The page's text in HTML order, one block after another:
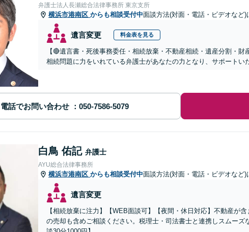
弁護士法人長瀬総合法律事務所 東京支所
横浜市港南区 からも相談受付中面談方法(対面・電話・ビデオなど)
遺言変更 料金表を見る
【🔴遺言書・死後事務委任・相続放棄・不動産相続・遺産分割・
相続問題に力をいれている弁護士があなたの力となり、サポートい
電話でお問い合わせ
白鳥 佑記 弁護士
AYU総合法律事務所
横浜市港南区 からも相談受付中面談方法(対面・電話・ビデオなど)
遺言変更
【相続放棄に注力】【WEB面談可】【夜間・休日対応】不動産が
の売却も含めご相談ください。税理士・司法書士と連携しスムー